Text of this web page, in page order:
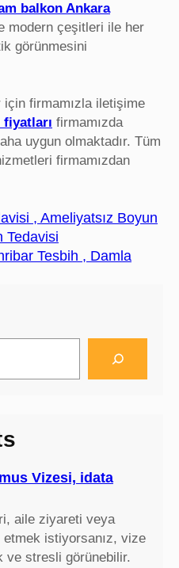
balkon Ankara
modern çeşitleri ile her
görünmesini
firmamızla iletişime
firmamızda
uygun olmaktadır. Tüm
firmamızdan
, Ameliyatsız Boyun
Tedavisi
Tesbih , Damla
Vizesi, idata
aile ziyareti veya
istiyorsanız, vize
ve stresli görünebilir.